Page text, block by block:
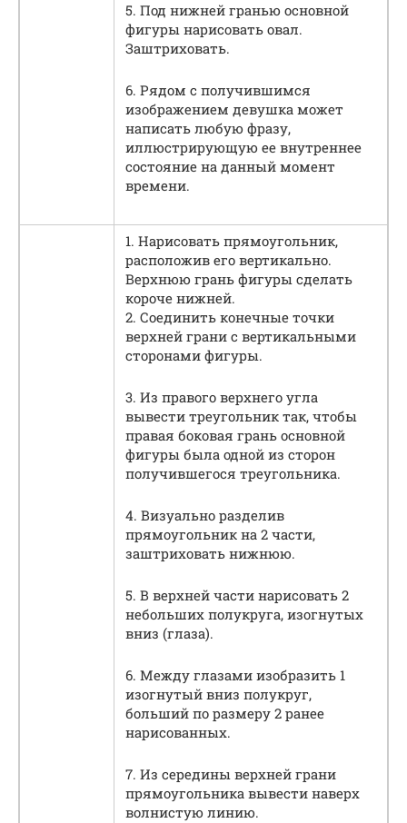
5. Под нижней гранью основной
фигуры нарисовать овал.
Заштриховать.
6. Рядом с получившимся
изображением девушка может
написать любую фразу,
иллюстрирующую ее внутреннее
состояние на данный момент
времени.
1. Нарисовать прямоугольник,
расположив его вертикально.
Верхнюю грань фигуры сделать
короче нижней.
2. Соединить конечные точки
верхней грани с вертикальными
сторонами фигуры.
3. Из правого верхнего угла
вывести треугольник так, чтобы
правая боковая грань основной
фигуры была одной из сторон
получившегося треугольника.
4. Визуально разделив
прямоугольник на 2 части,
заштриховать нижнюю.
5. В верхней части нарисовать 2
небольших полукруга, изогнутых
вниз (глаза).
6. Между глазами изобразить 1
изогнутый вниз полукруг,
больший по размеру 2 ранее
нарисованных.
7. Из середины верхней грани
прямоугольника вывести наверх
волнистую линию.